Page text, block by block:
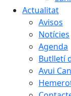
Actualitat
Avisos
Notícies
Agenda
Butlletí
Avui